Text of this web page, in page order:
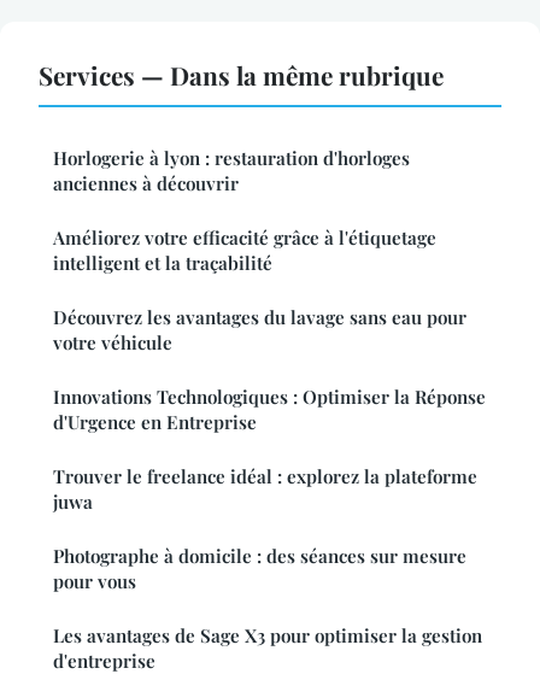
Services — Dans la même rubrique
Horlogerie à lyon : restauration d'horloges
anciennes à découvrir
Améliorez votre efficacité grâce à l'étiquetage
intelligent et la traçabilité
Découvrez les avantages du lavage sans eau pour
votre véhicule
Innovations Technologiques : Optimiser la Réponse
d'Urgence en Entreprise
Trouver le freelance idéal : explorez la plateforme
juwa
Photographe à domicile : des séances sur mesure
pour vous
Les avantages de Sage X3 pour optimiser la gestion
d'entreprise